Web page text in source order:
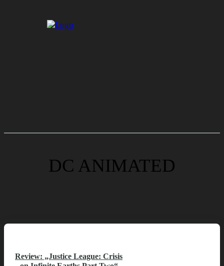
DC ANIMATED
Review: „Justice League: Crisis